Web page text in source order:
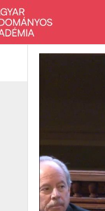
Tartalom kihagyása